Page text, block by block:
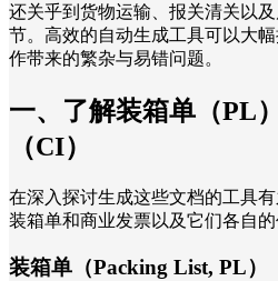
还关乎到货物运输、报关清关以
节。高效的自动生成工具可以大
作带来的繁杂与易错问题。
一、了解装箱单（PL
（CI）
在深入探讨生成这些文档的工具
装箱单和商业发票以及它们各自的
装箱单（Packing List, PL）